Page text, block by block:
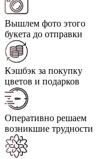
Вышлем фото этого
букета до отправки
Кэшбэк за покупку
цветов и подарков
Оперативно решаем
возникшие трудности